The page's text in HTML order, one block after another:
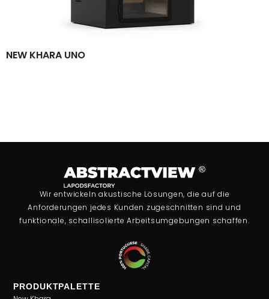
NEW KHARA UNO
Wir entwickeln akustische Lösungen, die auf die
Anforderungen jedes Kunden zugeschnitten sind und
funktionale, schallisolierte Arbeitsumgebungen schaffen.
PRODUKTPALETTE